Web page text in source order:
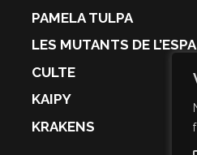
PAMELA TULPA
LES MUTANTS DE
CULTE
KAIPY
KRAKENS